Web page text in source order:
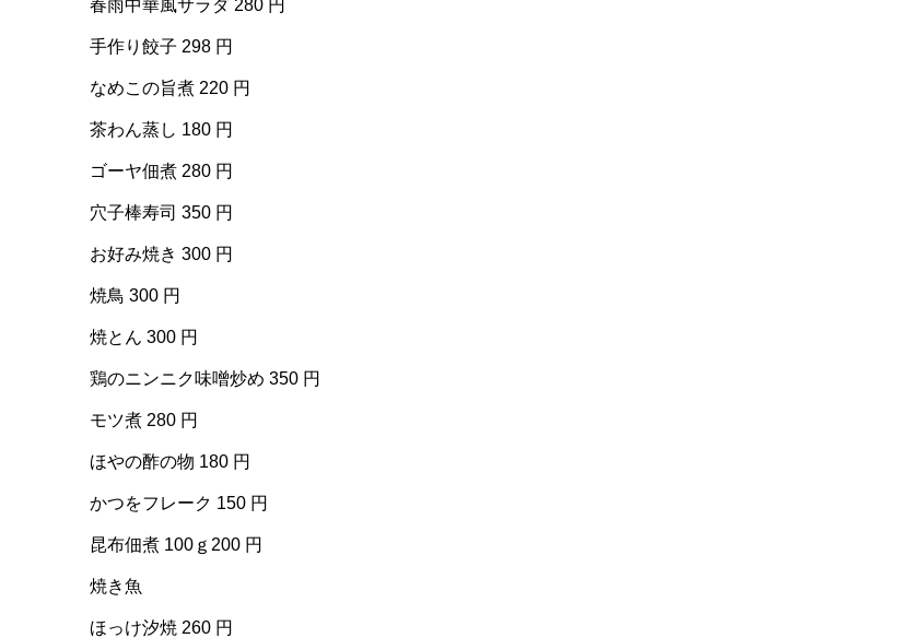
春雨中華風サラダ 280 円
手作り餃子 298 円
なめこの旨煮 220 円
茶わん蒸し 180 円
ゴーヤ佃煮 280 円
穴子棒寿司 350 円
お好み焼き 300 円
焼鳥 300 円
焼とん 300 円
鶏のニンニク味噌炒め 350 円
モツ煮 280 円
ほやの酢の物 180 円
かつをフレーク 150 円
昆布佃煮 100ｇ200 円
焼き魚
ほっけ汐焼 260 円